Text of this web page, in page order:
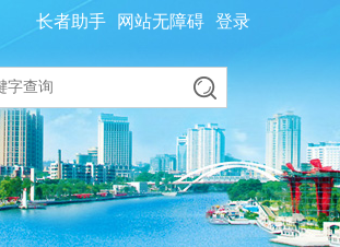
登录
网站无障碍
长者助手